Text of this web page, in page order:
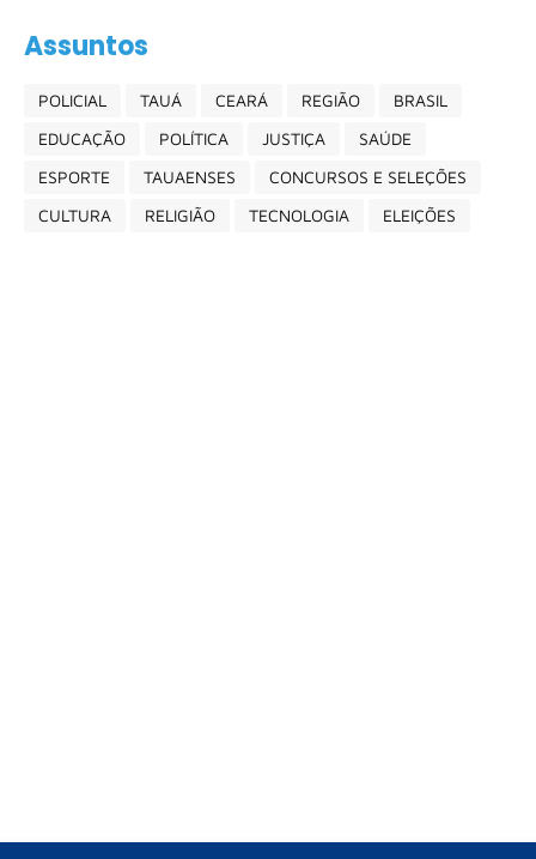
Assuntos
POLICIAL TAUÁ CEARÁ REGIÃO
BRASIL
EDUCAÇÃO
POLÍTICA JUSTIÇA
SAÚDE
ESPORTE
TAUAENSES
CONCURSOS E SELEÇÕES
CULTURA
RELIGIÃO TECNOLOGIA ELEIÇÕES